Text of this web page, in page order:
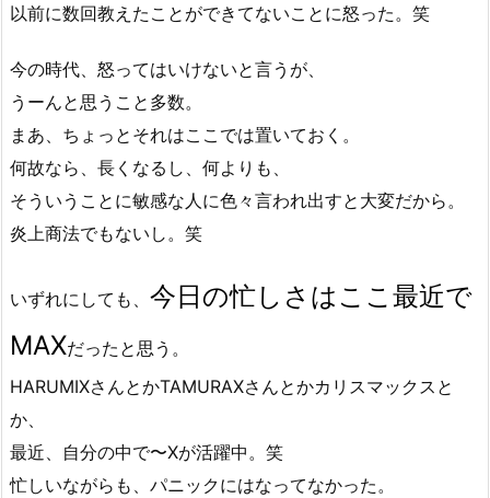
以前に数回教えたことができてないことに怒った。笑
今の時代、怒ってはいけないと言うが、
うーんと思うこと多数。
まあ、ちょっとそれはここでは置いておく。
何故なら、長くなるし、何よりも、
そういうことに敏感な人に色々言われ出すと大変だから。
炎上商法でもないし。笑
いずれにしても、 今日の忙しさはここ最近で
MAXだったと思う。
HARUMIXさんとかTAMURAXさんとかカリスマックスと
か、
最近、自分の中で〜Xが活躍中。笑
忙しいながらも、パニックにはなってなかった。